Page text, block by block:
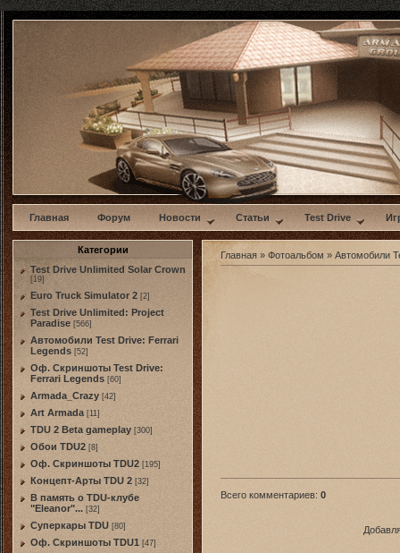
w
Главная Форум Новости Статьи Test Drive
Категории
Test Drive Unlimited Solar Crown
[19]
Euro Truck Simulator 2 [2]
Test Drive Unlimited: Project
Paradise [566]
Автомобили Test Drive: Ferrari
Legends [52]
Оф. Скриншоты Test Drive:
Ferrari Legends [60]
Armada_Crazy [42]
Art Armada [11]
TDU 2 Beta gameplay [300]
Обои TDU2 [8]
Оф. Скриншоты TDU2 [195]
Концепт-Арты TDU 2 [32]
В память о TDU-клубе
"Eleanor"... [32]
Суперкары TDU [80]
Оф. Скриншоты TDU1 [47]
Главная » Фотоальбом » Автомобили
Всего комментариев: 0